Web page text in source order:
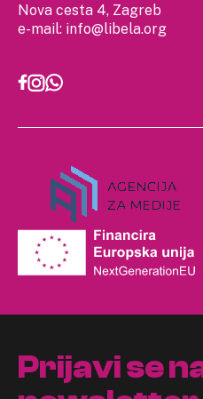
Nova cesta 4, Zagreb
e-mail: info@libela.org
Prijavi se